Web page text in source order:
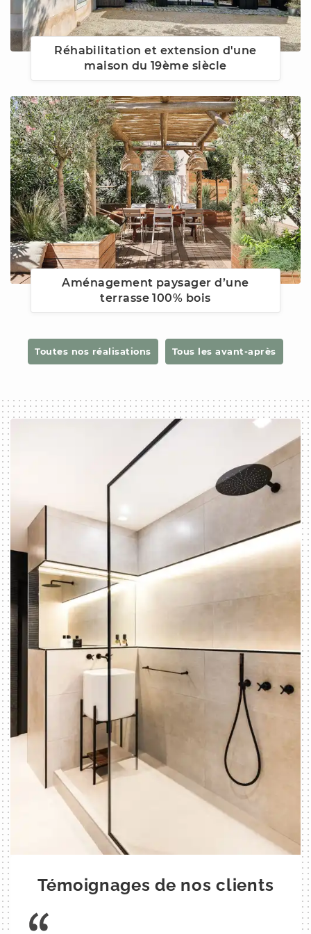
Réhabilitation et extension d'une
maison du 19ème siècle
Aménagement paysager d’une
terrasse 100% bois
Toutes nos réalisations Tous les avant-après
Témoignages de nos clients